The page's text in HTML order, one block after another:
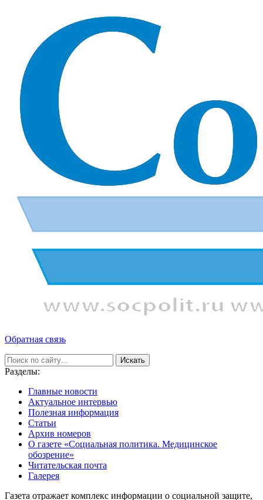
Обратная связь
Искать
Разделы:
Главные новости
Актуальное интервью
Полезная информация
Статьи
Архив номеров
О газете «Социальная политика. Медицинское
обозрение»
Читательская почта
Галерея
Газета отражает комплекс информации о социальной защите,